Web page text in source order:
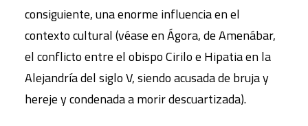
consiguiente, una enorme influencia en el
contexto cultural (véase en Ágora, de Amenábar,
el conflicto entre el obispo Cirilo e Hipatia en la
Alejandría del siglo V, siendo acusada de bruja y
hereje y condenada a morir descuartizada).